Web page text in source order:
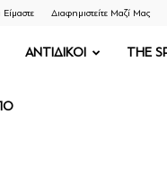
Είμαστε Διαφημιστείτε Μαζί Μας
ΑΝΤΙΔΙΚΟΙ THE